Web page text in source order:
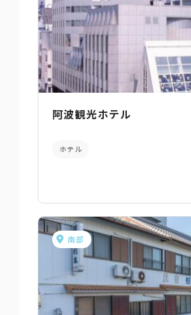
阿波観光ホテル
ホテル
南部